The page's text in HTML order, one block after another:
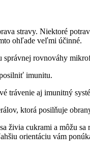
stravy. Niektoré
ohľade veľmi účinné.
správnej rovnováhy
imunitu.
trávenie aj imunitný
ktorá posilňuje
cukrami a môžu
orientáciu vám